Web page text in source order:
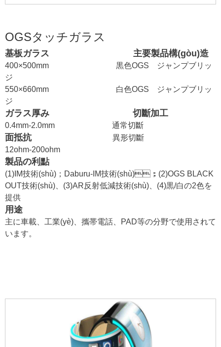
OGSタッチガラス
基板ガラス 主要製品構(gòu)造
400×500mm 黒色OGS ジャンプブリッ
ジ
550×660mm 白色OGS ジャンプブリッ
ジ
ガラス厚み 切斷加工
0.4mm-2.0mm 通常切斷
面抵抗異形切斷
12ohm-200ohm
製品の利點
(1)IM技術(shù)；Daburu-IM技術(shù)；(2)OGS BLACK
OUT技術(shù)、(3)AR反射低減技術(shù)、(4)黒/白の2色を
提供
用途
主に車載、工業(yè)、攜帯電話、PAD等の分野で使用されて
います。